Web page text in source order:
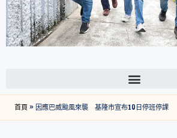
首頁» 因應巴威颱風來襲 基隆市宣布10日停班停課